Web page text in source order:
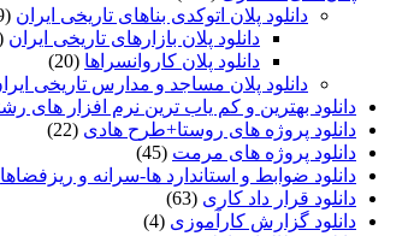
دانلود پلان اتوکدی بناهای تاریخی ایران (319)
دانلود پلان بازارهای تاریخی ایران
دانلود پلان کاروانسراها (20)
دانلود پلان مساجد و مدارس تاریخی
دانلود بهترین و کم یاب ترین نرم افزار های
دانلود پروژه های روستا+طرح هادی (22)
دانلود پروژه های مرمت (45)
دانلود ضوابط و استاندارد ها-سرانه و ریزفضاها
دانلود قرار داد کاری (63)
دانلود گزارش کارآموزی (4)